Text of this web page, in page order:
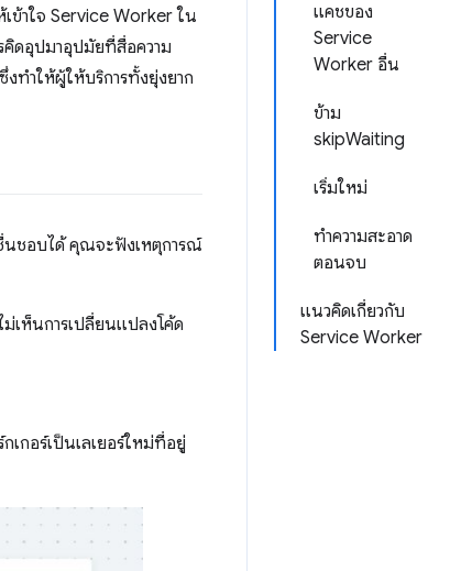
แคชของ
Service
Worker อื่น
ข้าม
skipWaiting
เริ่มใหม่
ทำความสะอาด
ตอนจบ
แนวคิดเกี่ยวกับ
Service Worker
ข้าใจ Service Worker ใน
ดอุปมาอุปมัยที่สื่อความ
ทําให้ผู้ให้บริการทั้งยุ่งยาก
ชอบได้ คุณจะฟังเหตุการณ์
เห็นการเปลี่ยนแปลงโค้ด
เกอร์เป็นเลเยอร์ใหม่ที่อยู่